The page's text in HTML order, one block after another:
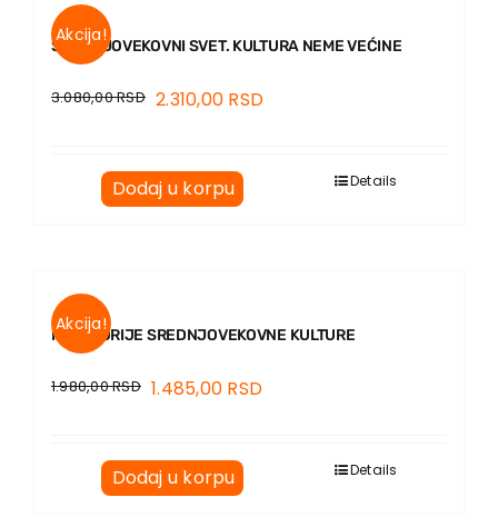
Akcija!
SREDNJOVEKOVNI SVET. KULTURA NEME VEĆINE
3.080,00RSD 2.310,00 RSD
Dodaj u korpu Details
Akcija!
KATEGORIJE SREDNJOVEKOVNE KULTURE
1.980,00RSD 1.485,00 RSD
Dodaj u korpu Details